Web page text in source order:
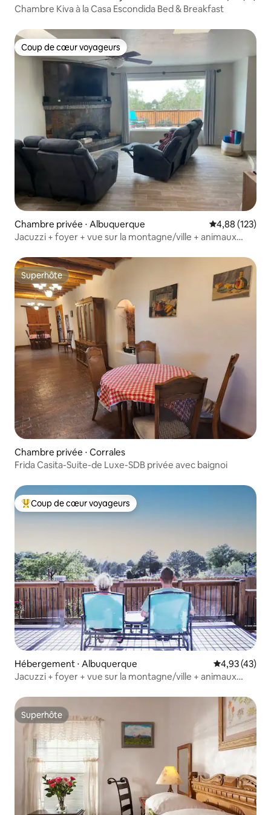
Chambre Kiva à la Casa Escondida Bed & Breakfast
Coup de cœur voyageurs
Coup de cœur voyageurs
Chambre privée ⋅ Albuquerque Évaluation
4,88 (123)
Jacuzzi + foyer + vue sur la montagne/ville + animaux
Superhôte
Superhôte
Chambre privée ⋅ Corrales
Frida Casita-Suite-de Luxe-SDB privée avec baignoi
Coups de cœur voyageurs les plus appréciés
Coup de cœur voyageurs
Hébergement ⋅ Albuquerque Évaluation
4,93 (43)
Jacuzzi + foyer + vue sur la montagne/ville + animaux
Superhôte
Superhôte